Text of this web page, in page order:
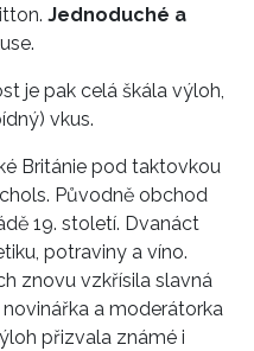
Jednoduché a
je pak celá škála výloh,
vkus.
Británie pod taktovkou
Původně obchod
19. století. Dvanáct
potraviny a víno.
znovu vzkřísila slavná
a moderátorka
přizvala známé i